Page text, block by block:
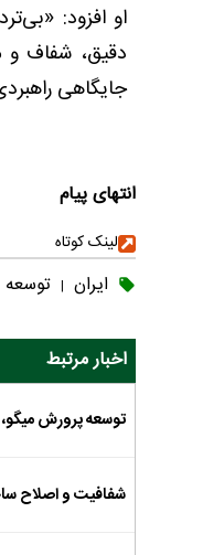
او افزود:
دقیق، شفاف و
جایگاهی
انتهای پیام
لینک کوتاه
ایران | توسعه
اخبار مرتبط
توسعه پرورش
شفافیت و اصلاح